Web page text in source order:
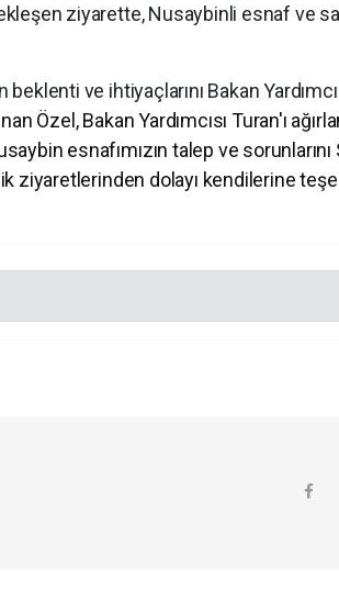
ziyarette, Nusaybinli esnaf ve
ve ihtiyaçlarını Bakan
Özel, Bakan Yardımcısı Turan'ı
esnafımızın talep ve sorunlarını
ziyaretlerinden dolayı kendilerine